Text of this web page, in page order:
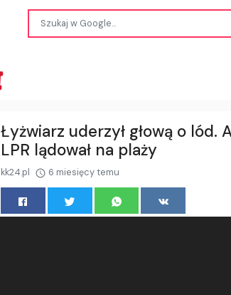
Łyżwiarz uderzył głową o
LPR lądował na plaży
kk24.pl 6 miesięcy temu